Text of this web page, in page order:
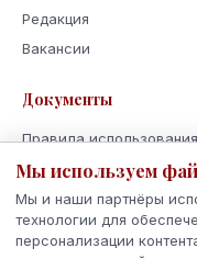
Редакция
Вакансии
Документы
Правила использования
Политика
Использование cookie
Кодекс поведения и
Мы используем
Мы и наши партнёры
технологии для
персонализации